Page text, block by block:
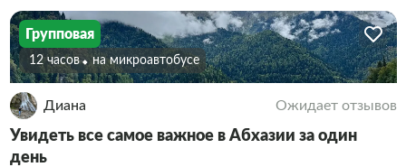
Групповая
12 часов На микроавтобусе
Диана Ожидает отзывов
Увидеть все самое важное в Абхазии за один
день